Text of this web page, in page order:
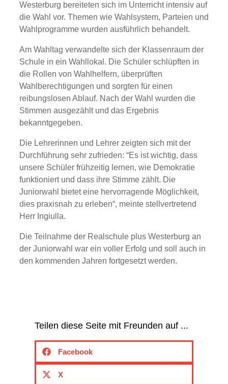
Westerburg bereiteten sich im Unterricht intensiv auf
die Wahl vor. Themen wie Wahlsystem, Parteien und
Wahlprogramme wurden ausführlich behandelt.
Am Wahltag verwandelte sich der Klassenraum der
Schule in ein Wahllokal. Die Schüler schlüpften in
die Rollen von Wahlhelfern, überprüften
Wahlberechtigungen und sorgten für einen
reibungslosen Ablauf. Nach der Wahl wurden die
Stimmen ausgezählt und das Ergebnis
bekanntgegeben.
Die Lehrerinnen und Lehrer zeigten sich mit der
Durchführung sehr zufrieden: “Es ist wichtig, dass
unsere Schüler frühzeitig lernen, wie Demokratie
funktioniert und dass ihre Stimme zählt. Die
Juniorwahl bietet eine hervorragende Möglichkeit,
dies praxisnah zu erleben“, meinte stellvertretend
Herr Ingiulla.
Die Teilnahme der Realschule plus Westerburg an
der Juniorwahl war ein voller Erfolg und soll auch in
den kommenden Jahren fortgesetzt werden.
Teilen diese Seite mit Freunden auf ...
Facebook
X